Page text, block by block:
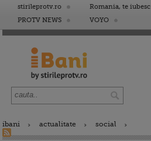
stirileprotv.ro Romania, te iubesc
PROTV NEWS
VOYO
ibani actualitate social